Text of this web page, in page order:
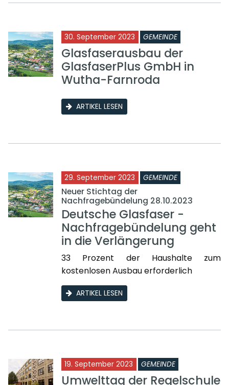
30. September 2023 GEMEINDE
Glasfaserausbau der
GlasfaserPlus GmbH in
Wutha-Farnroda
ARTIKEL LESEN
29. September 2023 GEMEINDE
Neuer Stichtag der
Nachfragebündelung 28.10.2023
Deutsche Glasfaser -
Nachfragebündelung geht
in die Verlängerung
33 Prozent der Haushalte zum
kostenlosen Ausbau erforderlich
ARTIKEL LESEN
19. September 2023 GEMEINDE
Umwelttag der Regelschule